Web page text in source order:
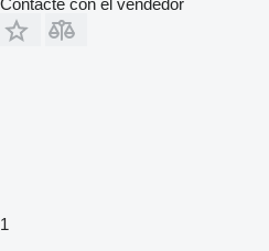
Contacte con el vendedor
1